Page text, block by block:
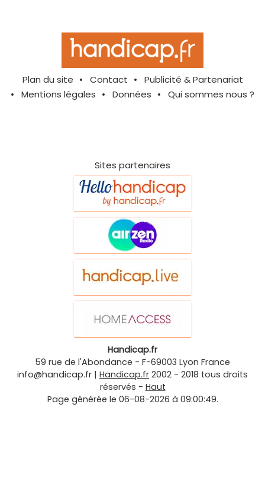
Plan du site Contact
Publicité & Partenariat
Mentions légales
Données Qui sommes nous ?
Sites partenaires
Handicap.fr
59 rue de l'Abondance - F-69003 Lyon France
info@handicap.fr | Handicap.fr 2002 - 2018 tous droits
réservés - Haut
Page générée le 06-08-2026 à 09:00:49.